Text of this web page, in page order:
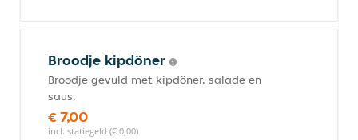
Broodje kipdöner
Broodje gevuld met kipdöner, salade en
saus.
€ 7,00
incl. statiegeld (€ 0,00)